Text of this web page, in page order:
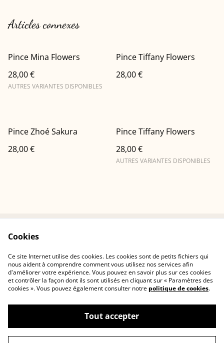
Articles connexes
Pince Mina Flowers
28,00 €
AUTRES VARIANTES DISPONIBLES
Pince Tiffany Flowers
28,00 €
Pince Zhoé Sakura
28,00 €
Pince Tiffany Flowers
28,00 €
AUTRES VARIANTES DISPONIBLES
confidentialité
Politique de cookies
Contactez-nous
©2026Cerisia Concept
Cookies
Ce site Internet utilise des cookies. Les cookies sont de petits fichiers qui
nous aident à comprendre comment vous utilisez nos services afin
d'améliorer votre expérience. Vous pouvez en savoir plus sur ces cookies
et contrôler la façon dont ils sont utilisés en cliquant sur « Paramètres des
cookies ». Vous pouvez également consulter notre politique de cookies.
Tout accepter